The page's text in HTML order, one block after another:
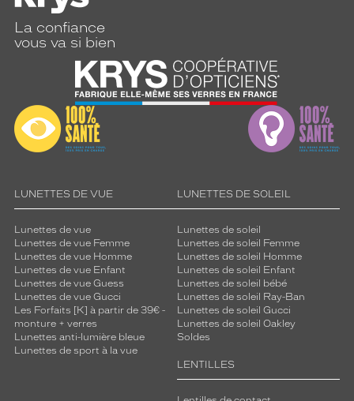
La confiance
vous va si bien
LUNETTES DE VUE
Lunettes de vue
Lunettes de vue Femme
Lunettes de vue Homme
Lunettes de vue Enfant
Lunettes de vue Guess
Lunettes de vue Gucci
Les Forfaits [K] à partir de 39€ -
monture + verres
Lunettes anti-lumière bleue
Lunettes de sport à la vue
LUNETTES DE SOLEIL
Lunettes de soleil
Lunettes de soleil Femme
Lunettes de soleil Homme
Lunettes de soleil Enfant
Lunettes de soleil bébé
Lunettes de soleil Ray-Ban
Lunettes de soleil Gucci
Lunettes de soleil Oakley
Soldes
LENTILLES